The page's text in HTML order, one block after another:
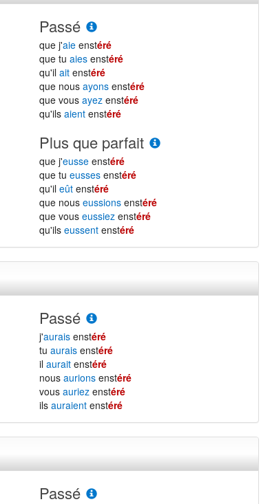
Passé
que j'aie enstéré
que tuaies enstéré
qu'ilait enstéré
que nousayons enstéré
que vousayez enstéré
qu'ilsaient enstéré
Plus que parfait
que j'eusse enstéré
que tueusses enstéré
qu'ileût enstéré
que nouseussions enstéré
que vouseussiez enstéré
qu'ilseussent enstéré
Passé
j'aurais enstéré
tuaurais enstéré
ilaurait enstéré
nousaurions enstéré
vousauriez enstéré
ilsauraient enstéré
Passé